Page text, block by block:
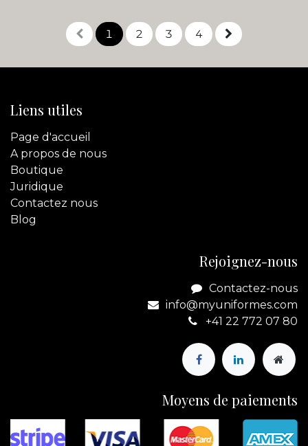
1 2 3 4
Liens utiles
Page d'accueil
A propos de nous
Boutique
Juridique
Contactez nous
Blog
Rejoignez-nous
Contactez-nous
info@myuniformes.com
+41 22 772 07 80
Moyens de paiements